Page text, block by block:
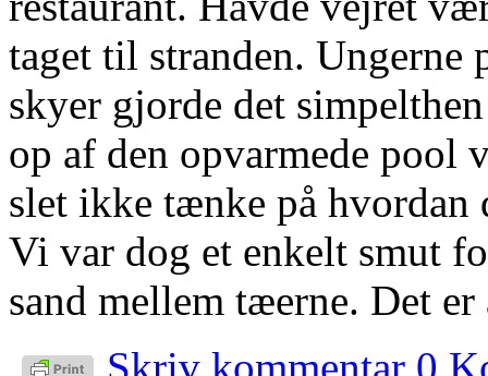
taget til stranden. Ungerne
skyer gjorde det
op af den opvarmede pool
slet ikke tænke på hvordan
Vi var dog et enkelt smut
sand mellem tæerne. Det
Skriv kommentar 0